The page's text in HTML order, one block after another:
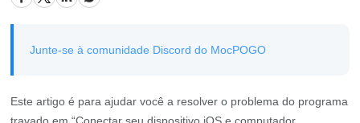
Junte-se à comunidade Discord do MocPOGO
Este artigo é para ajudar você a resolver o problema do programa